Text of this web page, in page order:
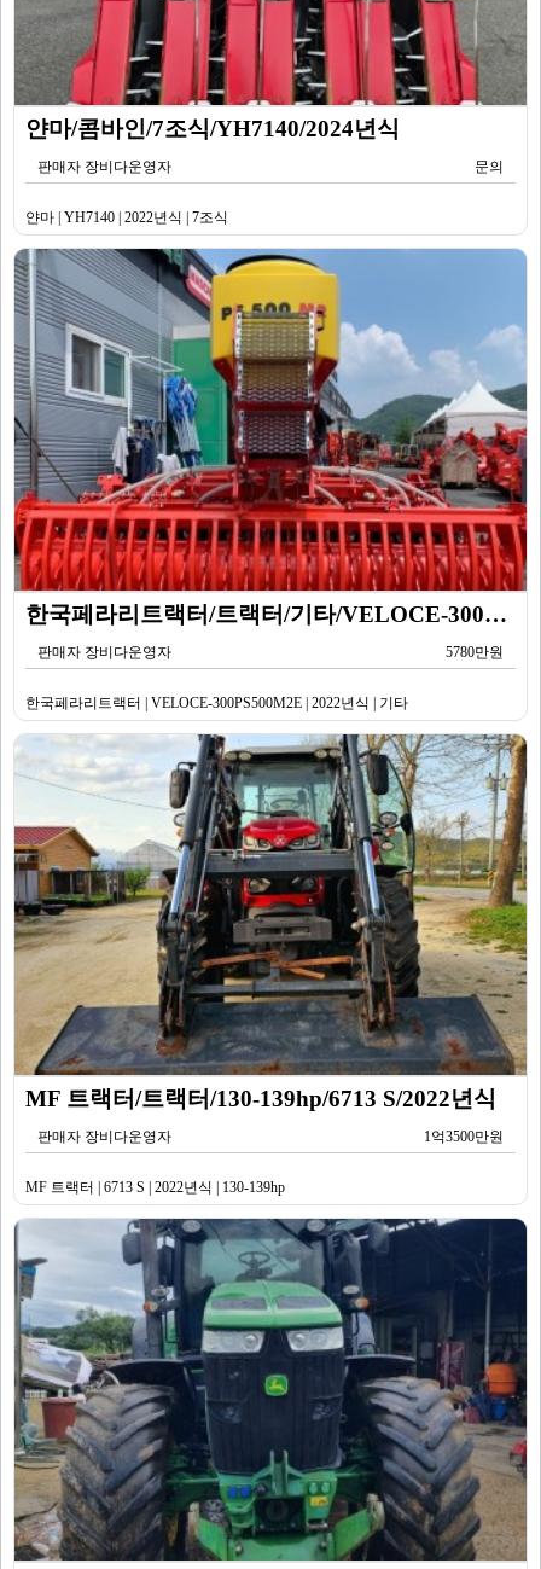
얀마/콤바인/7조식/YH7140/2024년식
판매자 장비다운영자 문의
얀마 | YH7140 | 2022년식 | 7조식
한국페라리트랙터/트랙터/기타/VELOCE-300PS500M2E/2022년식
판매자 장비다운영자 5780만원
한국페라리트랙터 | VELOCE-300PS500M2E | 2022년식 | 기타
MF 트랙터/트랙터/130-139hp/6713 S/2022년식
판매자 장비다운영자 1억3500만원
MF 트랙터 | 6713 S | 2022년식 | 130-139hp